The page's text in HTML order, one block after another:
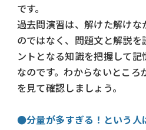
です。
過去問演習は、解けた解けな
のではなく、問題文と解説
ントとなる知識を把握して
なのです。わからないとこ
を見て確認しましょう。
●分量が多すぎる！という人